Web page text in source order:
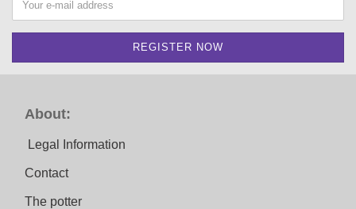
About:
Legal Information
Contact
The potter